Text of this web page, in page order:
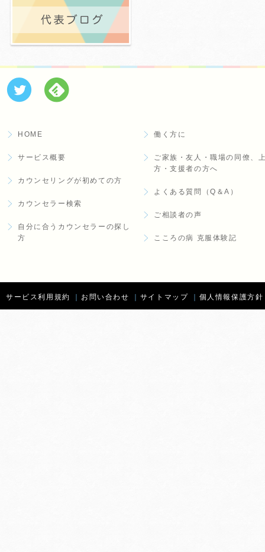
HOME
サービス概要
カウンセリングが初めての方
カウンセラー検索
自分に合うカウンセラーの探し
方
働く方に
ご家族・友人・職場の同僚、
方・支援者の方へ
よくある質問（Q＆A）
ご相談者の声
こころの病 克服体験記
サービス利用規約 お問い合わせ サイトマップ 個人情報保護方針